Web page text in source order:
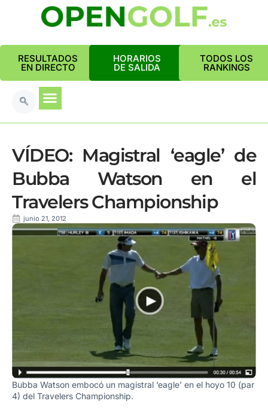
RESULTADOS
EN DIRECTO
HORARIOS
DE SALIDA
TODOS LOS
RANKINGS
VÍDEO: Magistral ‘eagle’ de
Bubba Watson en el
Travelers Championship
junio 21, 2012
Bubba Watson embocó un magistral ‘eagle’ en el hoyo 10 (par
4) del Travelers Championship.